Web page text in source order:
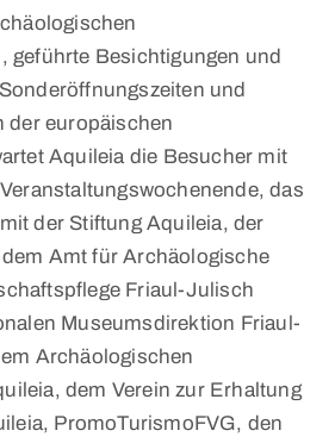
geführte Besichtigungen und
und
der europäischen
Aquileia die Besucher mit
das
der Stiftung Aquileia, der
Amt für Archäologische
Friaul-Julisch
Museumsdirektion Friaul-
Archäologischen
dem Verein zur Erhaltung
PromoTurismoFVG, den